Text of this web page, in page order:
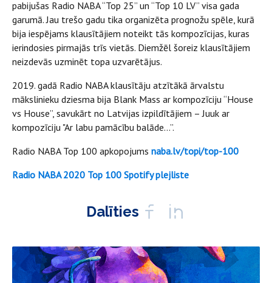
pabijušas Radio NABA “Top 25” un “Top 10 LV” visa gada
garumā. Jau trešo gadu tika organizēta prognožu spēle, kurā
bija iespējams klausītājiem noteikt tās kompozīcijas, kuras
ierindosies pirmajās trīs vietās. Diemžēl šoreiz klausītājiem
neizdevās uzminēt topa uzvarētājus.
2019. gadā Radio NABA klausītāju atzītākā ārvalstu
mākslinieku dziesma bija Blank Mass ar kompozīciju “House
vs House”, savukārt no Latvijas izpildītājiem – Juuk ar
kompozīciju "Ar labu pamācību balāde…”.
Radio NABA Top 100 apkopojums naba.lv/topi/top-100
Radio NABA 2020 Top 100 Spotify plejliste
Dalīties